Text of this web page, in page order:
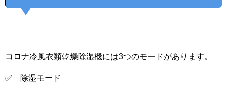
コロナ冷風衣類乾燥除湿機には3つのモードがあります。
✅ 除湿モード